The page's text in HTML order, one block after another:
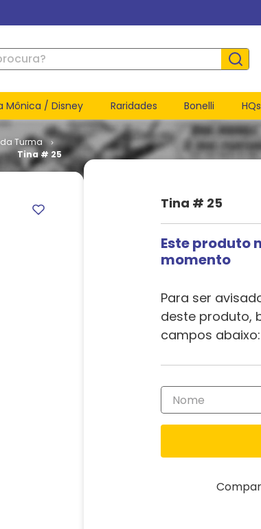
Mônica / Disney Raridades Bonelli
Turma
Tina # 25
Tina # 25
Este produto
momento
Para ser
deste produto,
campos abaixo: